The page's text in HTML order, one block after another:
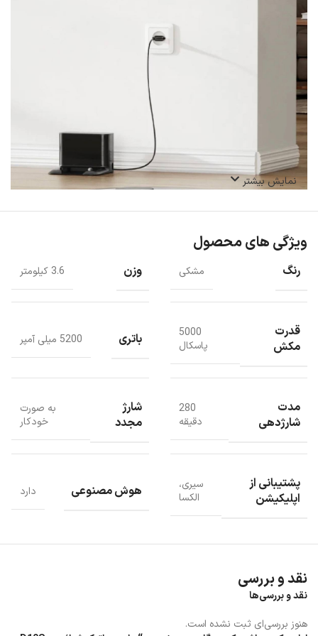
جارو رباتیک D10S PRO با داشتن LDS با استفاده از هوش مصنوعی و
شناسایی موانع مانند این است که به صورت دستی انجام شده باشد.
هوش مصنوعی در این جارو برقی موانع را به دقت شناسایی می کند و از آنها
اجتناب می ورزد .
نمایش بیشتر
ویژگی های محصول
رنگ مشکی وزن 3.6 کیلومتر
قدرت
مکش
5000
پاسکال
باتری 5200 میلی آمپر
مدت
شارژدهی
280
دقیقه
شارژ
مجدد
به صورت
خودکار
پشتیبانی از
اپلیکیشن
سیری،
الکسا
هوش مصنوعی دارد
نقد و بررسی
نقد و بررسی‌ها
هنوز بررسی‌ای ثبت نشده است.